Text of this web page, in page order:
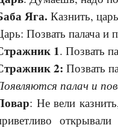
Яга. Казнить,
Позвать палача и
1. Позвать
2: Позвать
палач и
: Не вели